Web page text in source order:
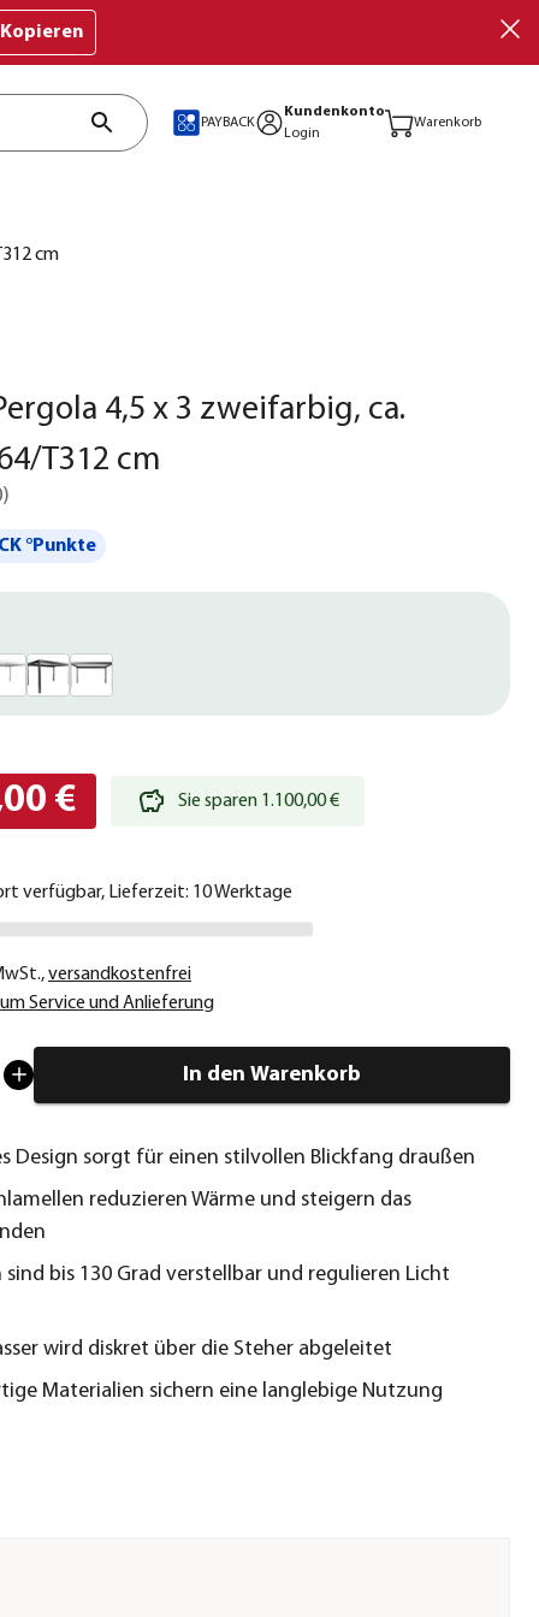
Kopieren
PAYBACK
Kundenkonto
Login
Warenkorb
cm
4,5 x 3 zweifarbig, ca.
T312 cm
)
°Punkte
€ Sie sparen 1.100,00 €
verfügbar, Lieferzeit: 10 Werktage
,versandkostenfrei
Service und Anlieferung
In den Warenkorb
Design sorgt für einen stilvollen Blickfang draußen
reduzieren Wärme und steigern das
sind bis 130 Grad verstellbar und regulieren Licht
wird diskret über die Steher abgeleitet
Materialien sichern eine langlebige Nutzung